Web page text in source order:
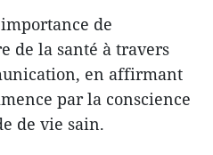
de
de la santé à travers
en affirmant
par la conscience
de vie sain.